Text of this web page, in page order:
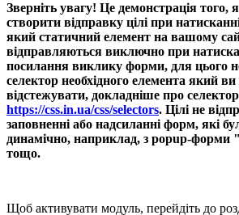
Зверніть увагу! Це демонстрація того,
створити відправку цілі при
який статичний елемент на вашому
відправляються виключно при
посилання виклику форми, для цього
селектор необхідного елемента який ви
відстежувати, докладніше про
https://css.in.ua/css/selectors. Цілі не
заповненні або надсиланні форм, які
динамічно, наприклад, з popup-форми
тощо.
Щоб активувати модуль, перейдіть до